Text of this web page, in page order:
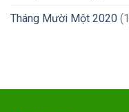
Tháng Mười Một 2020